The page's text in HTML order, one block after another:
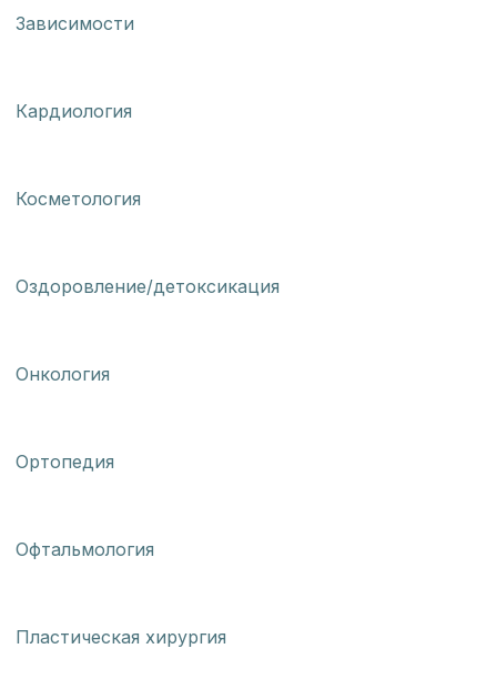
Зависимости
Кардиология
Косметология
Оздоровление/детоксикация
Онкология
Ортопедия
Офтальмология
Пластическая хирургия